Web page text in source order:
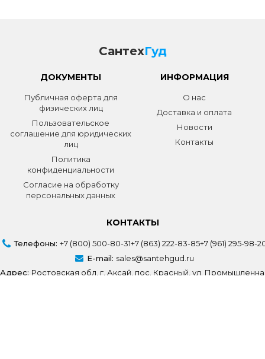
СантехГуд
ДОКУМЕНТЫ
Публичная оферта для
физических лиц
Пользовательское
соглашение для юридических
лиц
Политика
конфиденциальности
Согласие на обработку
персональных данных
ИНФОРМАЦИЯ
О нас
Доставка и оплата
Новости
Контакты
КОНТАКТЫ
Телефоны: +7 (800) 500-80-31+7 (863) 222-83-85+7 (961) 295-98-
E-mail: sales@santehgud.ru
Адрес: Ростовская обл, г. Аксай, пос. Красный, ул.